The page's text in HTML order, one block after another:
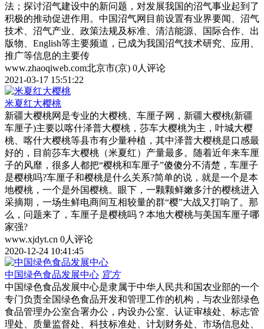
法；探讨沼气建设中的新问题，对发展我国的沼气事业起到了
积极的推动促进作用。中国沼气网目前设置有业界要闻、沼气
技术、沼气产业、政策法规及标准、清洁能源、国际合作、出
版物、English等主要频道，已成为我国沼气技术研究、应用、
推广等信息的主要传
www.zhaoqiweb.com北京市(京) 0人评论
2021-03-17 15:51:22
米夏红大樱桃
新疆大樱桃网是专业的大樱桃、车厘子网，新疆大樱桃(新疆
车厘子)主要以喀什泽普大樱桃，莎车大樱桃为主，叶城大樱
桃、喀什大樱桃等县市有少量种植，其中泽普大樱桃是口感最
好的，目前莎车大樱桃（米夏红）产量最多。随着近年来车厘
子的风靡，很多人都把“樱桃和车厘子”傻傻分不清楚，车厘子
是樱桃吗?车厘子和樱桃是什么关系?简单的说，就是一个是本
地樱桃，一个是外国樱桃。眼下，一颗颗鲜嫩多汁的樱桃进入
采摘期，一场生鲜电商间互相较量的群“樱”大战又打响了。那
么，问题来了，车厘子是樱桃吗？本地大樱桃与美国车厘子哪
家强?
www.xjdyt.cn 0人评论
2020-12-24 10:41:45
中国绿色食品发展中心 官方
中国绿色食品发展中心是隶属于中华人民共和国农业部的一个
专门负责全国绿色食品开发和管理工作的机构，与农业部绿色
食品管理办公室合署办公，内设办公室、认证审核处、标志管
理处、质量监督处、科技标准处、计划财务处、市场信息处、